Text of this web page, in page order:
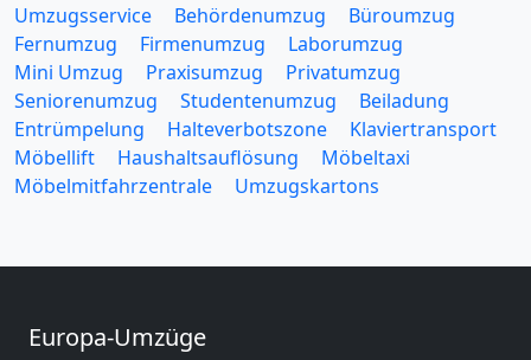
Umzugsservice Behördenumzug
Büroumzug
Fernumzug
Firmenumzug
Laborumzug
Mini Umzug
Praxisumzug
Privatumzug
Seniorenumzug
Studentenumzug
Beiladung
Entrümpelung
Halteverbotszone
Klaviertransport
Möbellift
Haushaltsauflösung
Möbeltaxi
Möbelmitfahrzentrale
Umzugskartons
Europa-Umzüge